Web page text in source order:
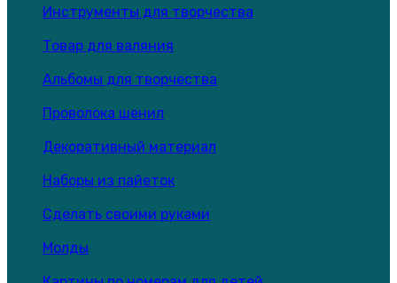
Инструменты для творчества
Товар для валяния
Альбомы для творчества
Проволока шенил
Декоративный материал
Наборы из пайеток
Сделать своими руками
Молды